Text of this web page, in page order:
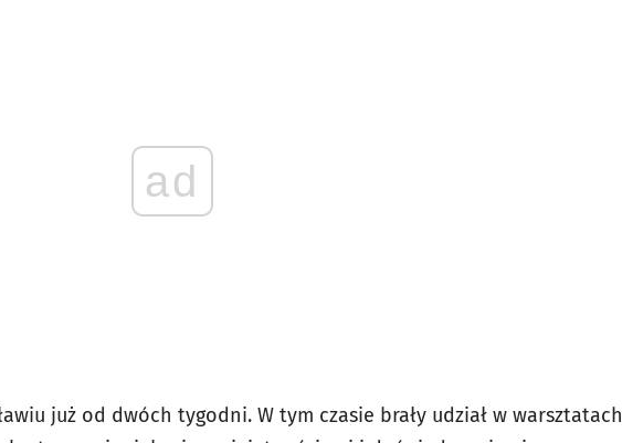
ad
już od dwóch tygodni. W tym czasie brały udział w warsztatach